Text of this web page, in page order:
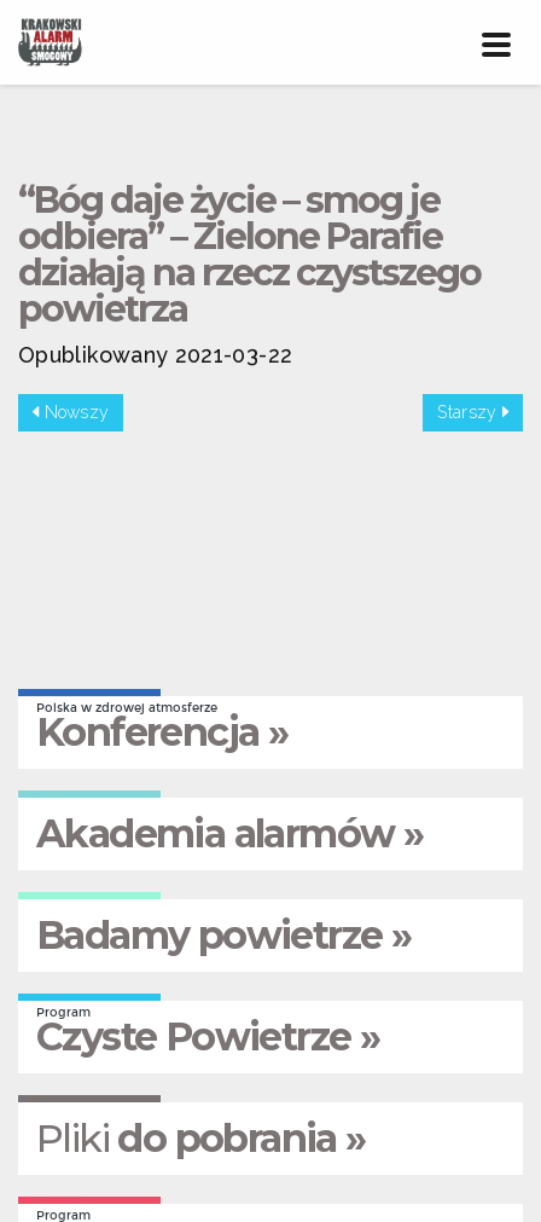
“Bóg daje życie – smog je
odbiera” – Zielone Parafie
działają na rzecz czystszego
powietrza
Opublikowany 2021-03-22
Nowszy Starszy
Polska w zdrowej atmosferze
Konferencja »
Akademia alarmów »
Badamy powietrze »
Program
Czyste Powietrze »
Pliki do pobrania »
Program